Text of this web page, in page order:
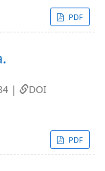
PDF
|
DOI
PDF